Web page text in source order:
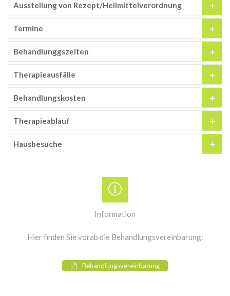
Ausstellung von Rezept/Heilmittelverordnung
Termine
Behandlunggszeiten
Therapieausfälle
Behandlungskosten
Therapieablauf
Hausbesuche
Information
Hier finden Sie vorab die Behandlungsvereinbarung:
Behandlungsvereinbarung